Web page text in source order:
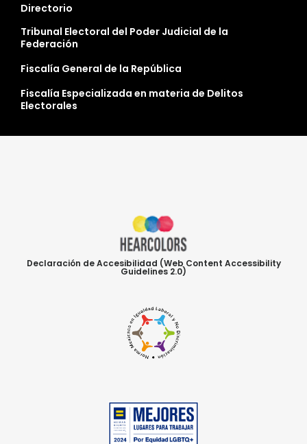
Directorio
Tribunal Electoral del Poder Judicial de la
Federación
Fiscalía General de la República
Fiscalía Especializada en materia de Delitos
Electorales
Declaración de Accesibilidad (Web Content Accessibility
Guidelines 2.0)